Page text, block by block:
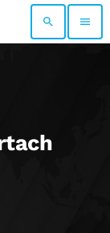
search menu